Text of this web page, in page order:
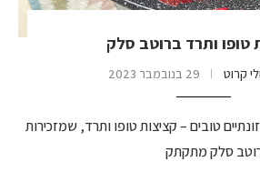
טופו ותרד ברוטב סלק
קרוט 29 בנובמבר 2023
טובים – קציצות טופו ותרד, שמזכירות
סלק מתקתק